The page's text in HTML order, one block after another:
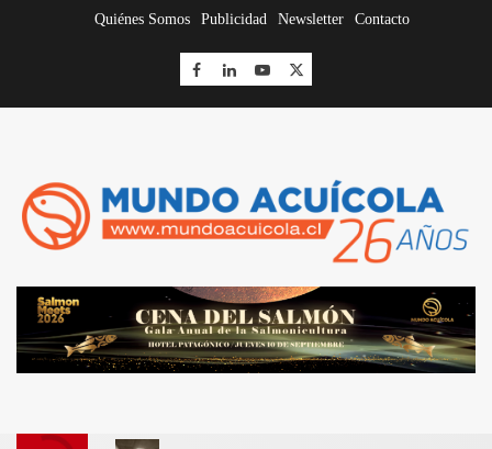
Quiénes Somos Publicidad Newsletter Contacto